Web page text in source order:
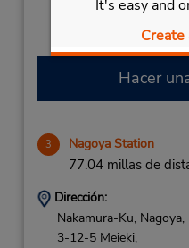
It's easy and
Create
dentro de la terminal
estacionamiento.
Hacer
3 Nagoya Station
77.04 millas de
Dirección:
Nakamura-Ku, Nagoya,
3-12-5 Meieki,